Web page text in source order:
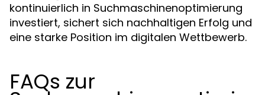
kontinuierlich in Suchmaschinenoptimierung
investiert, sichert sich nachhaltigen Erfolg und
eine starke Position im digitalen Wettbewerb.
FAQs zur